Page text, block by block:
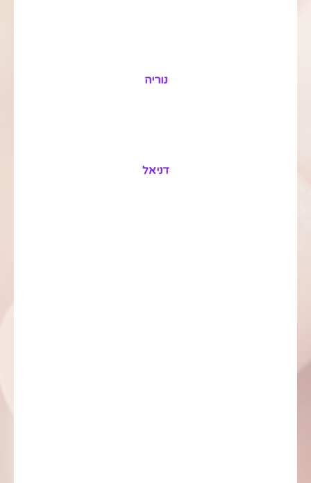
נוריה
דניאל